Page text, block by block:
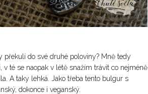
do své druhé poloviny? Mně tedy
té se naopak v létě snažím trávit co nejméně
A taky lehká. Jako třeba tento bulgur s
dokonce i veganský.